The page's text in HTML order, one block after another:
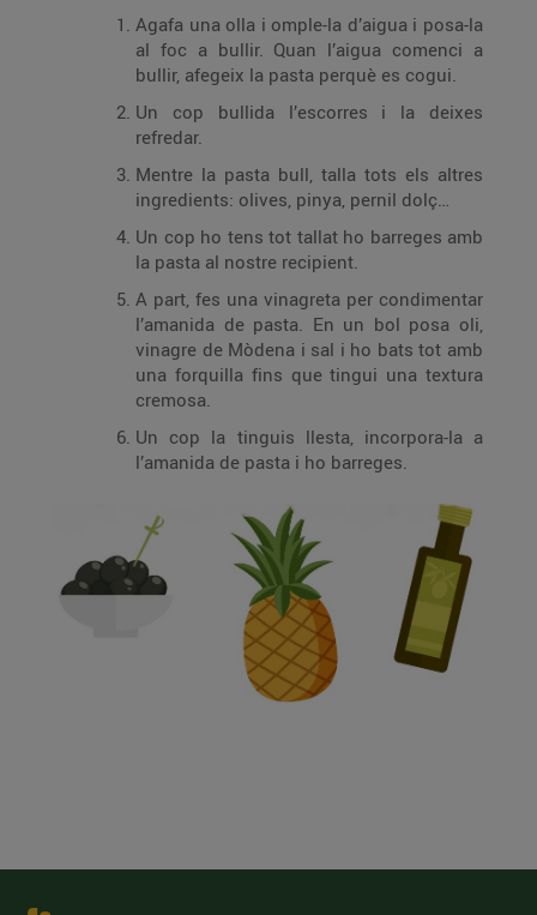
Agafa una olla i omple-la d’aigua i posa-la
al foc a bullir. Quan l’aigua comenci a
bullir, afegeix la pasta perquè es cogui.
Un cop bullida l’escorres i la deixes
refredar.
Mentre la pasta bull, talla tots els altres
ingredients: olives, pinya, pernil dolç…
Un cop ho tens tot tallat ho barreges amb
la pasta al nostre recipient.
A part, fes una vinagreta per condimentar
l’amanida de pasta. En un bol posa oli,
vinagre de Mòdena i sal i ho bats tot amb
una forquilla fins que tingui una textura
cremosa.
Un cop la tinguis llesta, incorpora-la a
l’amanida de pasta i ho barreges.